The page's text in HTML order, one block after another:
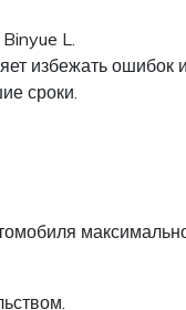
L.
избежать ошибок
сроки.